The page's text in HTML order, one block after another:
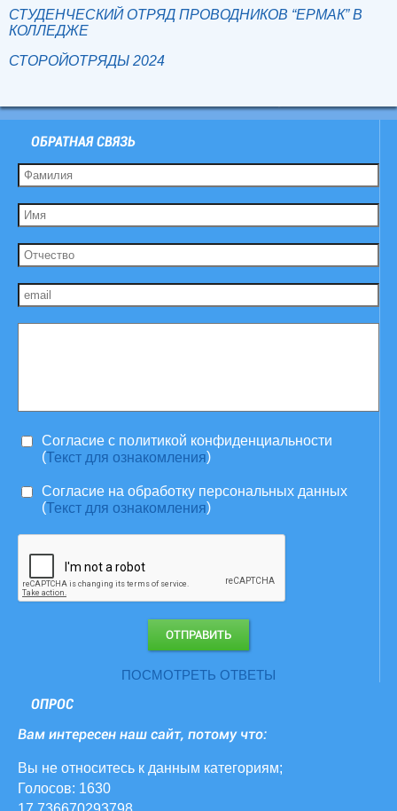
СТУДЕНЧЕСКИЙ ОТРЯД ПРОВОДНИКОВ “ЕРМАК” В
КОЛЛЕДЖЕ
СТОРОЙОТРЯДЫ 2024
ОБРАТНАЯ СВЯЗЬ
Согласие c политикой конфиденциальности
(Текст для ознакомления)
Согласие на обработку персональных данных
(Текст для ознакомления)
ПОСМОТРЕТЬ ОТВЕТЫ
ОПРОС
Вам интересен наш сайт, потому что:
Вы не относитесь к данным категориям;
Голосов: 1630